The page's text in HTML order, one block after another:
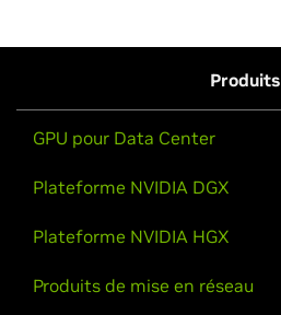
Produits
GPU pour Data Center
Plateforme NVIDIA DGX
Plateforme NVIDIA HGX
Produits de mise en réseau